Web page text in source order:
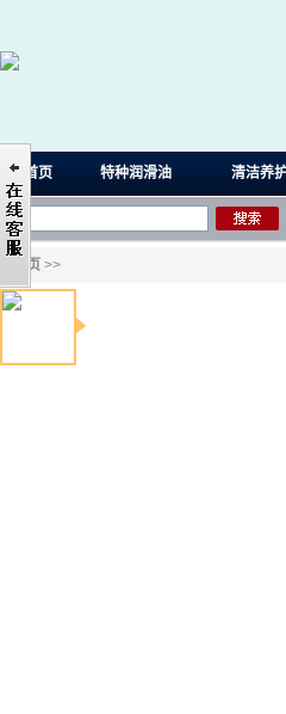
首页 特种润滑油 清洁养
首页 >>